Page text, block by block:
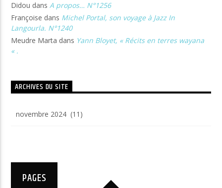
Didou dansA propos… N°1256
Françoise dans Michel Portal, son voyage à Jazz In
Langourla. N°1240
Meudre Marta dans Yann Bloyet, « Récits en terres wayana
« .
ARCHIVES DU SITE
du
PAGES